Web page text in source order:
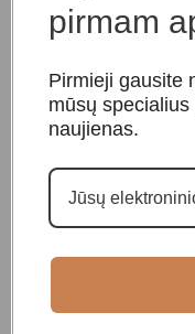
Smilkalai ir kvapai,
pirmam
Pirmieji gausite
mūsų
naujienas.